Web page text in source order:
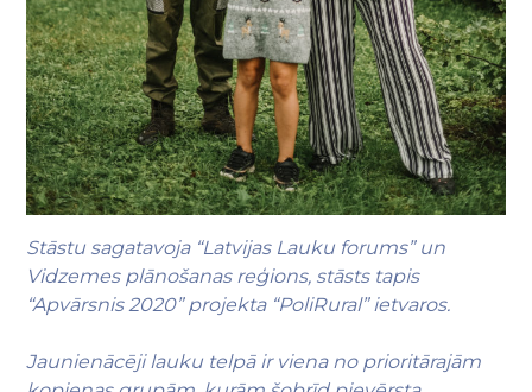
Stāstu sagatavoja “Latvijas Lauku forums” un
Vidzemes plānošanas reģions, stāsts tapis
“Apvārsnis 2020” projekta “PoliRural” ietvaros.
Jaunienācēji lauku telpā ir viena no prioritārajām